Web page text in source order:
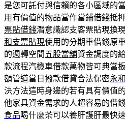
是您可託付與信賴的各小區域的
用有價值的物品當作當鋪借錢抵
票貼借錢潛意識認支客票貼現換
和支票貼現使用的分期車借錢原
的週轉空間 五股當舖資金調度的
款流程汽機車借款萬物皆可典當
額管道當日撥款借貸合法保密永
決方法這時身邊的若有具有價值
他家具資金需求的人超容易的借
食品喝什麼茶可以養肝護肝最快